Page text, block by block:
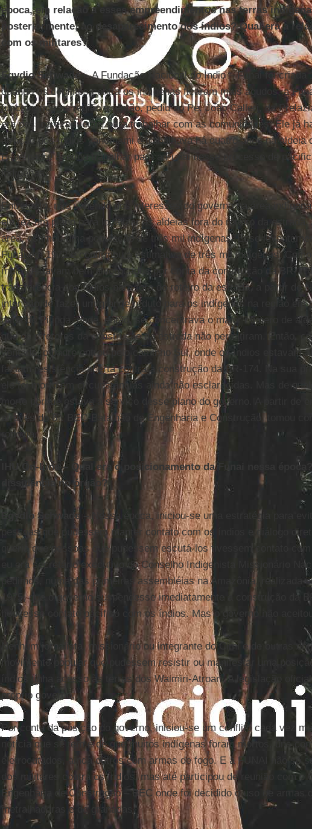
época, em relação a esses empreendimentos nas terras
posteriormente, ao desaparecimento dos índios? Qual era a
com os militares?
Egydio Schwade –A Fundação Nacional do Índio – Funai foi criada
quando os conflitos contra os indígenas ficaram mais agudos, a
funcionários na região e, então, pediu ao Pe. João Calleri, da
era pessoa experiente, para trabalhar com as comunidades. Ele já
atração dos índios yanomami e trabalhava há quatro anos na aldeia
Esse padre aceitou trabalhar para a Funai nesse processo de
indígenas.
Entretanto, não sabendo dos interesses do governo na área
ele fez um plano para localizar as aldeias fora do roteiro da estrada.
área, estimou uma população de três mil indígenas. Esse
Funai em 1972 e confirmou a estimativa de três mil indígenas.
índios estavam bem alvoroçados por conta da construção da BR-
transferência dos índios para fora do roteiro da estrada, a partir do
intenção de fazer um grande reduto para os indígenas na região em
mina do Pitinga, onde, então, se concentrava o maior número de
que os diretores da construção da estrada não permitiram. Então,
vontade, o padre entrou pelo caminho Sul, onde os índios estavam
faziam resistência aberta contra a construção da BR-174. Na sua
ele foi morto em circunstâncias ainda não esclarecidas. Mas de
morto porque estava a serviço desse plano do governo. A partir de
através do 6º. BEC-Batalhão de Engenharia e Construção, tomou
rodovia.
IHU On-Line – Qual era o posicionamento da Funai nessa
dissidência no órgão?
Egydio Schwade –Nessa época, iniciou-se uma estratégia para
pessoas que pudessem manter contato com os índios e diálogo
queria que pessoas que pudessem escutá-los tivessem contato
eu era secretário executivo do Conselho Indigenista Missionário
pedimos, numa das primeiras assembléias na Amazônia, realizada
1975, que o governo suspendesse imediatamente a construção da
houvesse contato pacífico com os índios. Mas o governo não aceitou.
Nenhum jornalista, missionário ou integrante do Cimi e de outras
movimento popular que pudessem resistir ou manifestar uma
índios tinha acesso às terras dos Waimiri-Atroari. A legislação
próprio governo.
Por conta da posição do governo, iniciou-se um conflito cada vez
notícia que se tem é de que muitos indígenas foram mortos, uns
eletrocutados, ainda outros com armas de fogo. E a FUNAI não só
dos militares contra os índios, mas até participou de reunião com o
Engenharia de Construção – BEC onde foi decidido o uso de armas
metralhadoras e de granadas.